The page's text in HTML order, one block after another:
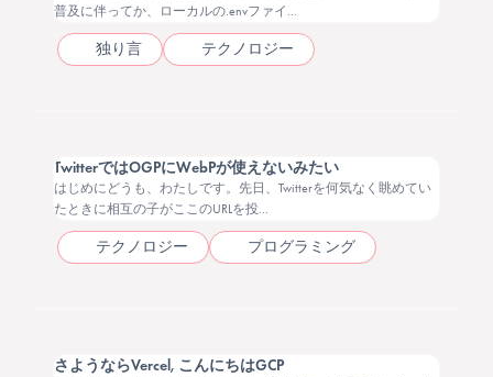
普及に伴ってか、ローカルの.envファイ...
独り言 テクノロジー
TwitterではOGPにWebPが使えないみたい
はじめにどうも、わたしです。先日、Twitterを何気なく眺めてい
たときに相互の子がここのURLを投...
テクノロジー プログラミング
さようならVercel, こんにちはGCP